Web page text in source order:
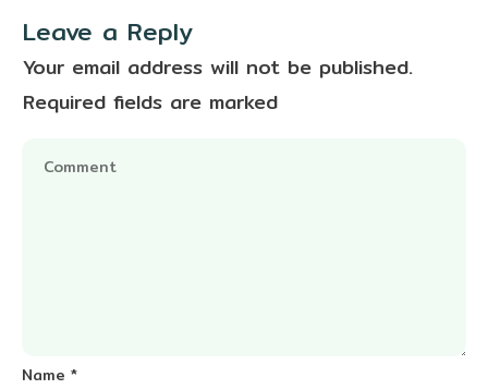
Leave a Reply
Your email address will not be published.
Required fields are marked
Name *